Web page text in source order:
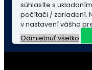
súhlasíte s
počítači / zariadení.
v nastavení vášho
Odmietnuť všetko